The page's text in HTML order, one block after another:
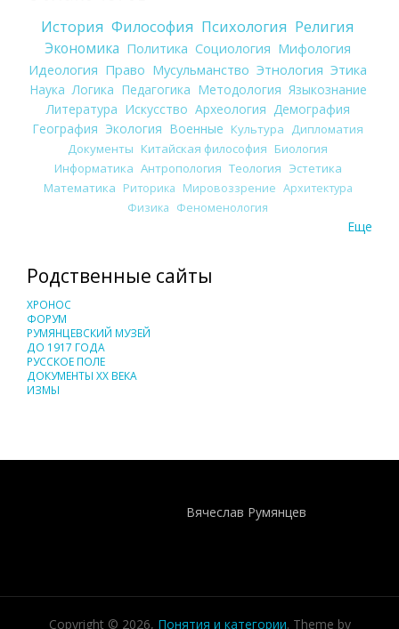
История Философия Психология Религия
Экономика Политика Социология Мифология
Идеология Право Мусульманство Этнология Этика
Наука Логика Педагогика Методология Языкознание
Литература Искусство Археология Демография
География Экология Военные Культура
Дипломатия
Документы Китайская философия Биология
Информатика Антропология Теология Эстетика
Математика Риторика Мировоззрение Архитектура
Физика Феноменология
Еще
Родственные сайты
ХРОНОС
ФОРУМ
РУМЯНЦЕВСКИЙ МУЗЕЙ
ДО 1917 ГОДА
РУССКОЕ ПОЛЕ
ДОКУМЕНТЫ XX ВЕКА
ИЗМЫ
Вячеслав Румянцев
Copyright © 2026, Понятия и категории. Theme by